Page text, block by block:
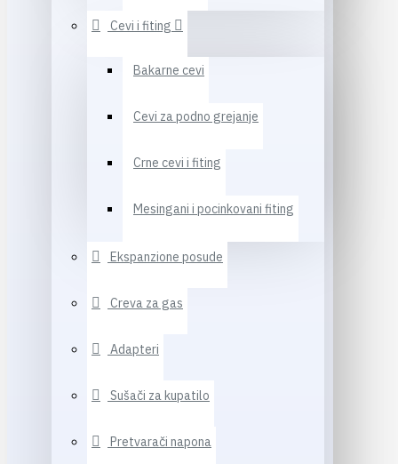
Cevi i fiting
Bakarne cevi
Cevi za podno grejanje
Crne cevi i fiting
Mesingani i pocinkovani fiting
Ekspanzione posude
Creva za gas
Adapteri
Sušači za kupatilo
Pretvarači napona